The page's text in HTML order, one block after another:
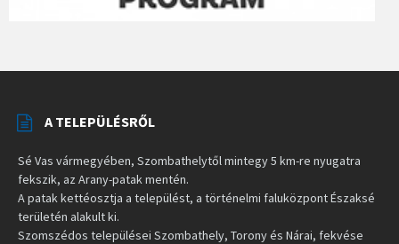
A TELEPÜLÉSRŐL
Sé Vas vármegyében, Szombathelytől mintegy 5 km-re nyugatra
fekszik, az Arany-patak mentén.
A patak kettéosztja a települést, a történelmi faluközpont Északsé
területén alakult ki.
Szomszédos települései Szombathely, Torony és Nárai, fekvése